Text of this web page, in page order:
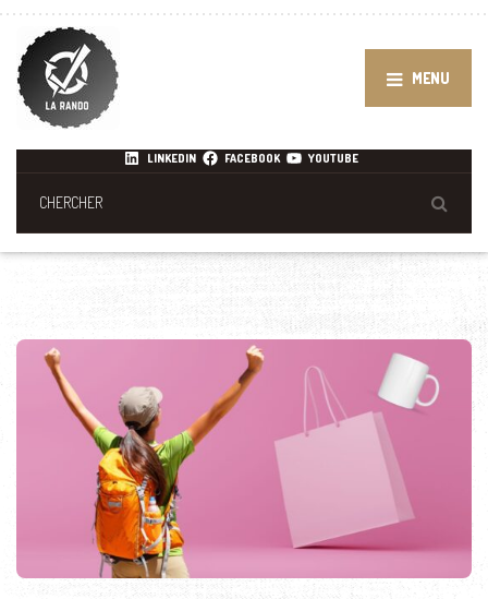
MENU
LINKEDIN FACEBOOK YOUTUBE